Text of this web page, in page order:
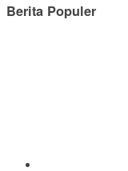
Berita Populer